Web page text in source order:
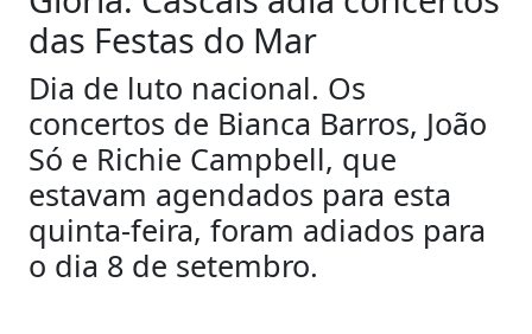
das Festas do Mar
Dia de luto nacional. Os
concertos de Bianca Barros, João
Só e Richie Campbell, que
estavam agendados para esta
quinta-feira, foram adiados para
o dia 8 de setembro.